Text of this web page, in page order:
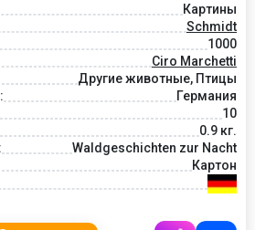
Картины
Schmidt
1000
Ciro Marchetti
Другие животные, Птицы
Германия
10
0.9 кг.
Waldgeschichten zur Nacht
Картон